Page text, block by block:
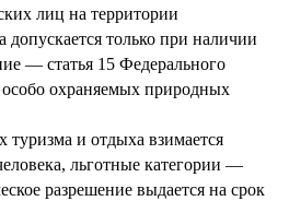
лиц на территории
допускается только при наличии
— статья 15 Федерального
охраняемых природных
туризма и отдыха взимается
льготные категории —
разрешение выдается на срок